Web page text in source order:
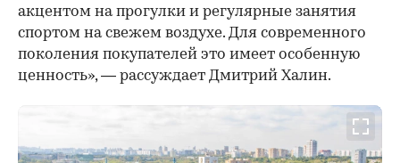
акцентом на прогулки и регулярные занятия
спортом на свежем воздухе. Для современного
поколения покупателей это имеет особенную
ценность», — рассуждает Дмитрий Халин.